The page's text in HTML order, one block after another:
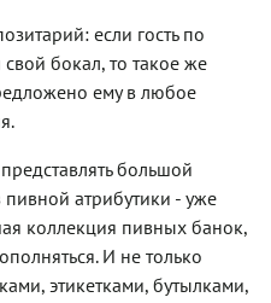
если гость по
бокал, то такое же
ему в любое
большой
атрибутики - уже
коллекция пивных банок,
И не только
этикетками, бутылками,